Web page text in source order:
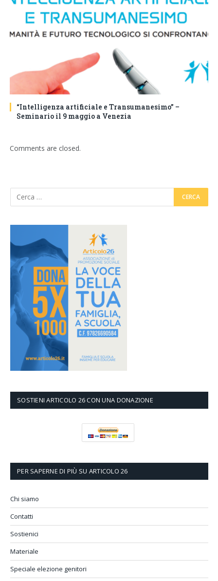
“Intelligenza artificiale e Transumanesimo” –
Seminario il 9 maggio a Venezia
Comments are closed.
SOSTIENI ARTICOLO 26 CON UNA DONAZIONE
PER SAPERNE DI PIÙ SU ARTICOLO 26
Chi siamo
Contatti
Sostienici
Materiale
Speciale elezione genitori